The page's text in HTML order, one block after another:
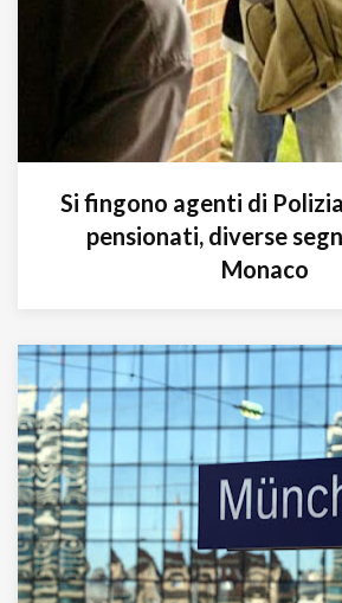
Si fingono agenti di
pensionati, diverse
Monaco